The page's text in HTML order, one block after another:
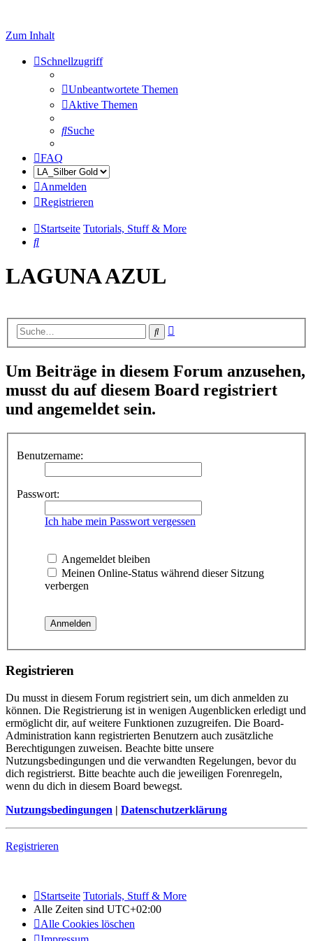
Zum Inhalt
Schnellzugriff
Unbeantwortete Themen
Aktive Themen
Suche
FAQ
Anmelden
Registrieren
Startseite Tutorials, Stuff & More
Suche
LAGUNA AZUL
Suche
Um Beiträge in diesem Forum anzusehen,
musst du auf diesem Board registriert
und angemeldet sein.
Benutzername:
Passwort:
Ich habe mein Passwort vergessen
Angemeldet bleiben
Meinen Online-Status während dieser Sitzung
verbergen
Registrieren
Du musst in diesem Forum registriert sein, um dich anmelden zu
können. Die Registrierung ist in wenigen Augenblicken erledigt und
ermöglicht dir, auf weitere Funktionen zuzugreifen. Die Board-
Administration kann registrierten Benutzern auch zusätzliche
Berechtigungen zuweisen. Beachte bitte unsere
Nutzungsbedingungen und die verwandten Regelungen, bevor du
dich registrierst. Bitte beachte auch die jeweiligen Forenregeln,
wenn du dich in diesem Board bewegst.
Nutzungsbedingungen | Datenschutzerklärung
Registrieren
Startseite Tutorials, Stuff & More
Alle Zeiten sind UTC+02:00
Alle Cookies löschen